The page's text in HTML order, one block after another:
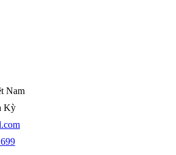
Nam
Kỳ